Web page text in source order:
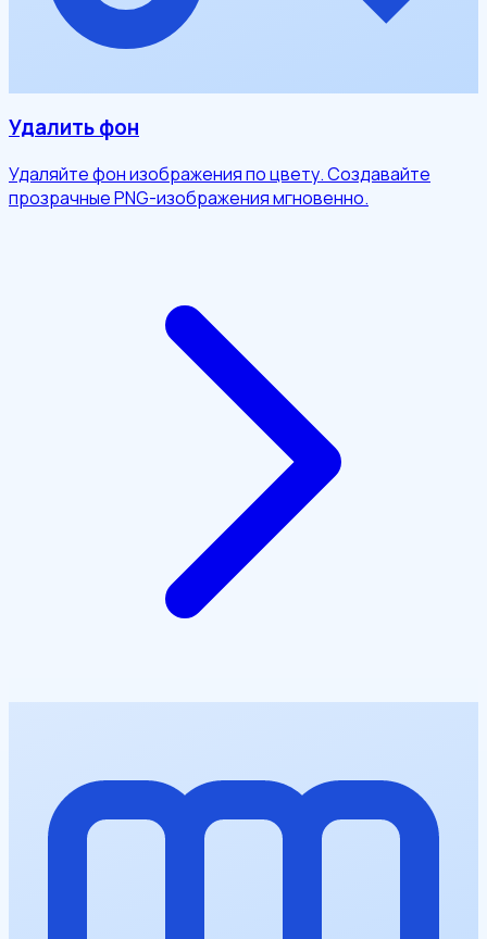
Удалить фон
Удаляйте фон изображения по цвету. Создавайте
прозрачные PNG-изображения мгновенно.